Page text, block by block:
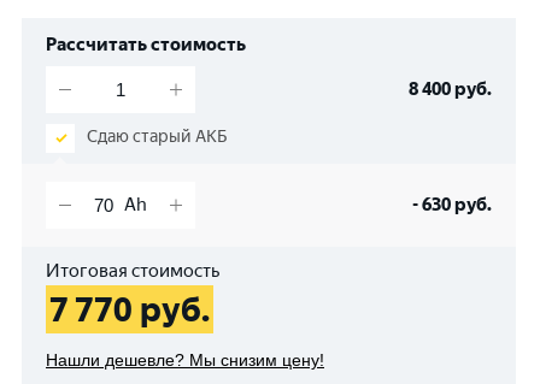
Рассчитать стоимость
8 400руб.
Сдаю старый АКБ
-630руб.
Итоговая стоимость
7 770 руб.
Нашли дешевле? Мы снизим цену!